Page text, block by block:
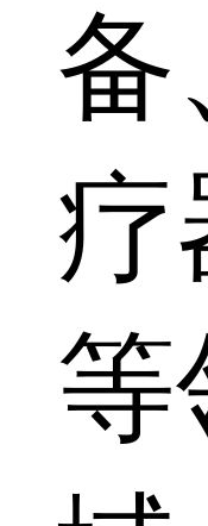
备
疗
等